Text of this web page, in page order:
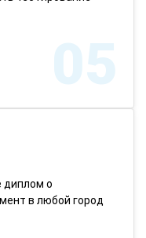
05
диплом о
в любой город